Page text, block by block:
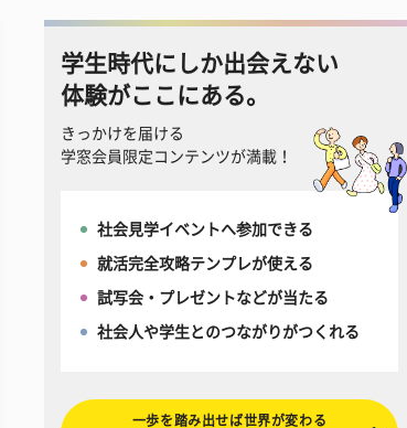
学生時代にしか出会えない
体験がここにある。
きっかけを届ける
学窓会員限定コンテンツが満載！
社会見学イベントへ参加できる
就活完全攻略テンプレが使える
試写会・プレゼントなどが当たる
社会人や学生とのつながりがつくれる
一歩を踏み出せば世界が変わる